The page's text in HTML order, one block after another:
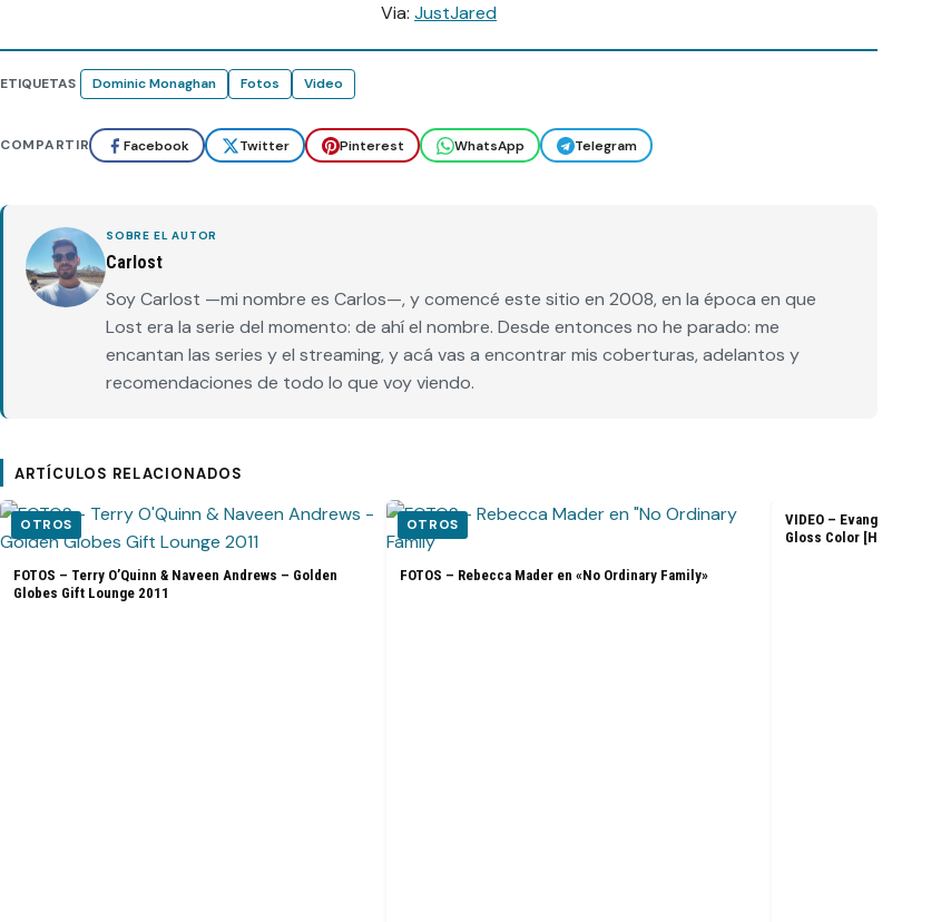
Via: JustJared
ETIQUETAS Dominic Monaghan Fotos Video
COMPARTIR Facebook Twitter Pinterest WhatsApp Telegram
SOBRE EL AUTOR
Carlost
Soy Carlost —mi nombre es Carlos—, y comencé este sitio en 2008, en la época en que
Lost era la serie del momento: de ahí el nombre. Desde entonces no he parado: me
encantan las series y el streaming, y acá vas a encontrar mis coberturas, adelantos y
recomendaciones de todo lo que voy viendo.
ARTÍCULOS RELACIONADOS
OTROS
FOTOS – Terry O’Quinn & Naveen Andrews – Golden
Globes Gift Lounge 2011
OTROS
FOTOS – Rebecca Mader en «No Ordinary Family»
VIDEO – Evangeline
Gloss Color [HD]